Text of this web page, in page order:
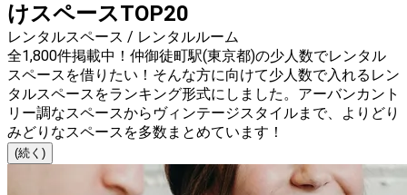
けスペースTOP20
レンタルスペース / レンタルルーム
全1,800件掲載中！仲御徒町駅(東京都)の少人数でレンタル
スペースを借りたい！そんな方に向けて少人数で入れるレン
タルスペースをランキング形式にしました。アーバンカント
リー調なスペースからヴィンテージスタイルまで、よりどり
みどりなスペースを多数まとめています！
(続く)